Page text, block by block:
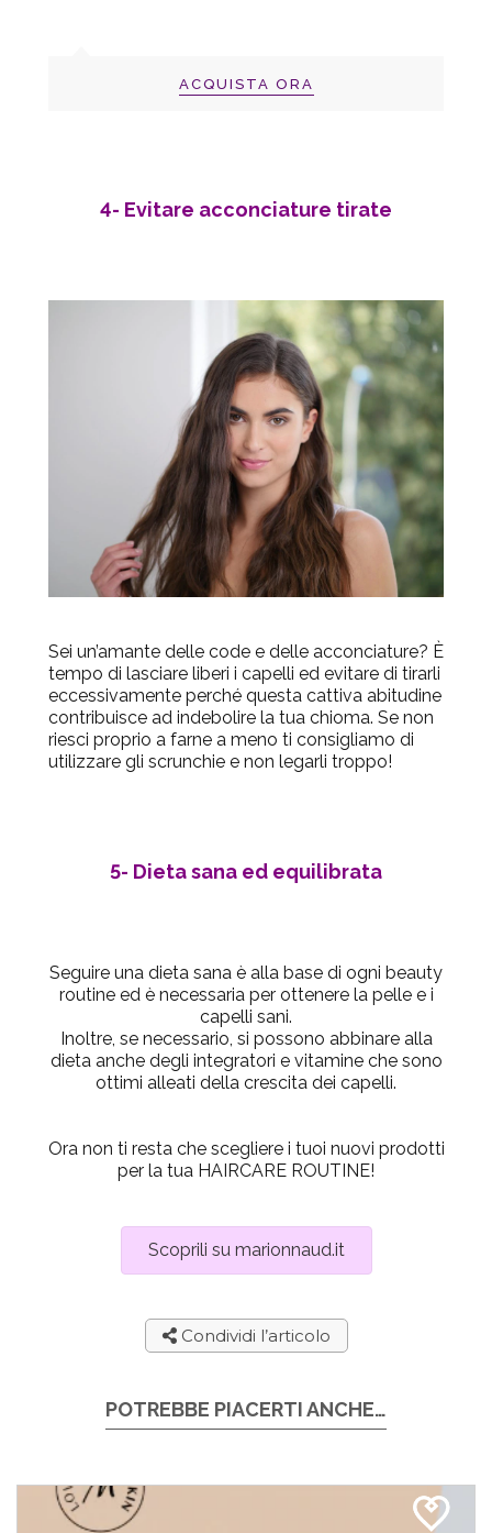
ACQUISTA ORA
4- Evitare acconciature tirate
Sei un’amante delle code e delle acconciature? È
tempo di lasciare liberi i capelli ed evitare di tirarli
eccessivamente perché questa cattiva abitudine
contribuisce ad indebolire la tua chioma. Se non
riesci proprio a farne a meno ti consigliamo di
utilizzare gli scrunchie e non legarli troppo!
5- Dieta sana ed equilibrata
Seguire una dieta sana è alla base di ogni beauty
routine ed è necessaria per ottenere la pelle e i
capelli sani.
Inoltre, se necessario, si possono abbinare alla
dieta anche degli integratori e vitamine che sono
ottimi alleati della crescita dei capelli.
Ora non ti resta che scegliere i tuoi nuovi prodotti
per la tua HAIRCARE ROUTINE!
Scoprili su marionnaud.it
Condividi l’articolo
POTREBBE PIACERTI ANCHE…